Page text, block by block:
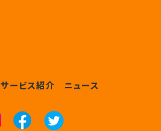
サービス紹介 ニュース